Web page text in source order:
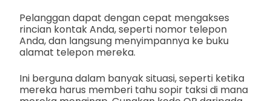
Pelanggan dapat dengan cepat mengakses
rincian kontak Anda, seperti nomor telepon
Anda, dan langsung menyimpannya ke buku
alamat telepon mereka.
Ini berguna dalam banyak situasi, seperti ketika
mereka harus memberi tahu sopir taksi di mana